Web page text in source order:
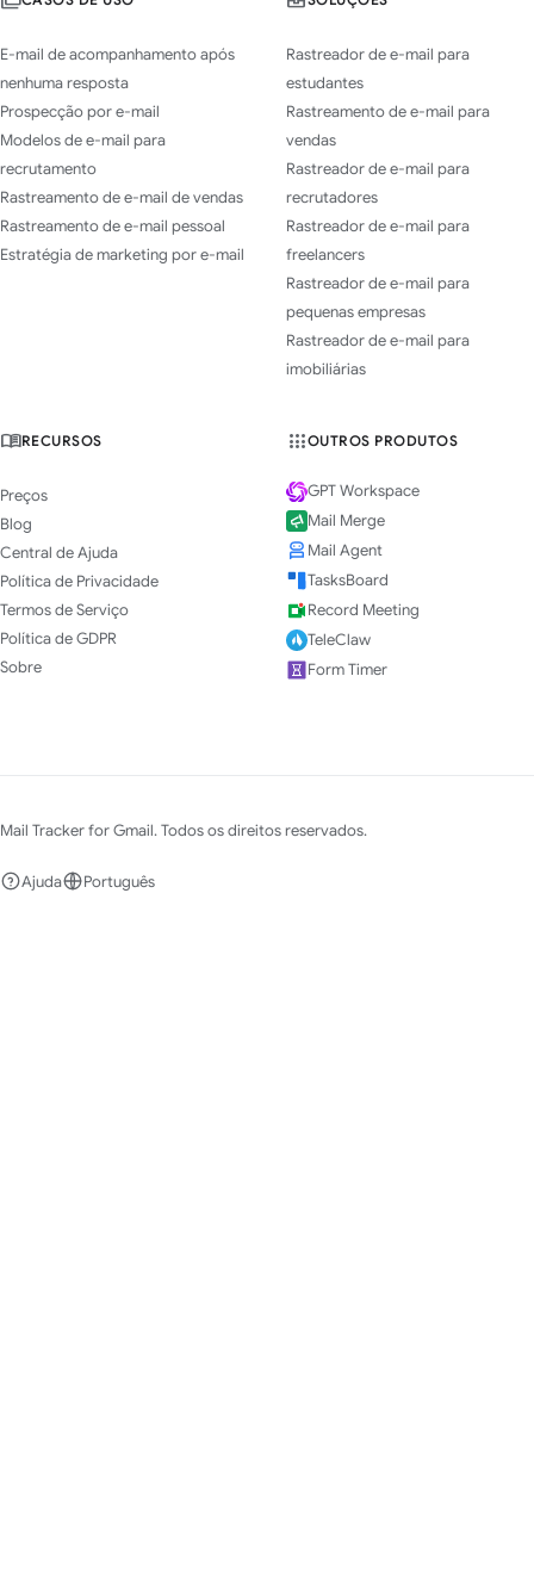
E-mail de acompanhamento após
nenhuma resposta
Prospecção por e-mail
Modelos de e-mail para
recrutamento
Rastreamento de e-mail de vendas
Rastreamento de e-mail pessoal
Estratégia de marketing por e-mail
Rastreador de e-mail para
estudantes
Rastreamento de e-mail para
vendas
Rastreador de e-mail para
recrutadores
Rastreador de e-mail para
freelancers
Rastreador de e-mail para
pequenas empresas
Rastreador de e-mail para
imobiliárias
RECURSOS
Preços
Blog
Central de Ajuda
Política de Privacidade
Termos de Serviço
Política de GDPR
Sobre
OUTROS PRODUTOS
GPT Workspace
Mail Merge
Mail Agent
TasksBoard
Record Meeting
TeleClaw
Form Timer
Mail Tracker for Gmail. Todos os direitos reservados.
Ajuda Português